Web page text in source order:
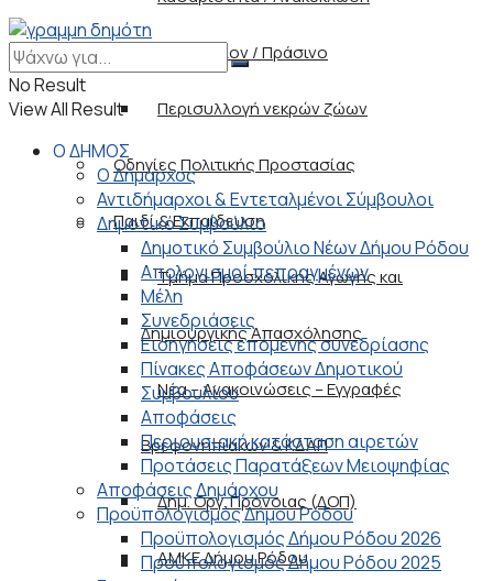
Περιβάλλον / Πράσινο
Περισυλλογή νεκρών ζώων
Οδηγίες Πολιτικής Προστασίας
Παιδί & Εκπαίδευση
Τμήμα Προσχολικής Αγωγής και
Δημιουργικής Απασχόλησης
Νέα – Ανακοινώσεις – Εγγραφές
Βρεφονηπιακών & ΚΔΑΠ
Δημ. Οργ. Πρόνοιας (ΔΟΠ)
ΑΜΚΕ Δήμου Ρόδου
No Result
View All Result
Ο ΔΗΜΟΣ
Ο Δήμαρχος
Αντιδήμαρχοι & Εντεταλμένοι Σύμβουλοι
Δημοτικό Συμβούλιο
Δημοτικό Συμβούλιο Νέων Δήμου Ρόδου
Απολογισμοί πεπραγμένων
Μέλη
Συνεδριάσεις
Εισηγήσεις επόμενης συνεδρίασης
Πίνακες Αποφάσεων Δημοτικού
Συμβουλίου
Αποφάσεις
Περιουσιακή κατάσταση αιρετών
Προτάσεις Παρατάξεων Μειοψηφίας
Αποφάσεις Δημάρχου
Προϋπολογισμός Δήμου Ρόδου
Προϋπολογισμός Δήμου Ρόδου 2026
Προϋπολογισμός Δήμου Ρόδου 2025